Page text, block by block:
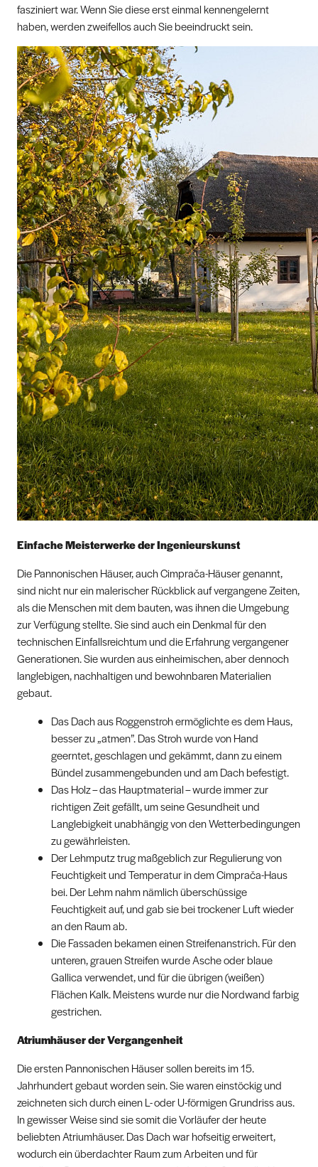
fasziniert war. Wenn Sie diese erst einmal kennengelernt
haben, werden zweifellos auch Sie beeindruckt sein.
Einfache Meisterwerke der Ingenieurskunst
Die Pannonischen Häuser, auch Cimprača-Häuser genannt,
sind nicht nur ein malerischer Rückblick auf vergangene Zeiten,
als die Menschen mit dem bauten, was ihnen die Umgebung
zur Verfügung stellte. Sie sind auch ein Denkmal für den
technischen Einfallsreichtum und die Erfahrung vergangener
Generationen. Sie wurden aus einheimischen, aber dennoch
langlebigen, nachhaltigen und bewohnbaren Materialien
gebaut.
Das Dach aus Roggenstroh ermöglichte es dem Haus,
besser zu „atmen”. Das Stroh wurde von Hand
geerntet, geschlagen und gekämmt, dann zu einem
Bündel zusammengebunden und am Dach befestigt.
Das Holz – das Hauptmaterial – wurde immer zur
richtigen Zeit gefällt, um seine Gesundheit und
Langlebigkeit unabhängig von den Wetterbedingungen
zu gewährleisten.
Der Lehmputz trug maßgeblich zur Regulierung von
Feuchtigkeit und Temperatur in dem Cimprača-Haus
bei. Der Lehm nahm nämlich überschüssige
Feuchtigkeit auf, und gab sie bei trockener Luft wieder
an den Raum ab.
Die Fassaden bekamen einen Streifenanstrich. Für den
unteren, grauen Streifen wurde Asche oder blaue
Gallica verwendet, und für die übrigen (weißen)
Flächen Kalk. Meistens wurde nur die Nordwand farbig
gestrichen.
Atriumhäuser der Vergangenheit
Die ersten Pannonischen Häuser sollen bereits im 15.
Jahrhundert gebaut worden sein. Sie waren einstöckig und
zeichneten sich durch einen L- oder U-förmigen Grundriss aus.
In gewisser Weise sind sie somit die Vorläufer der heute
beliebten Atriumhäuser. Das Dach war hofseitig erweitert,
wodurch ein überdachter Raum zum Arbeiten und für